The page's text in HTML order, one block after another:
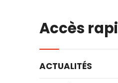
Accès
ACTUALITÉS